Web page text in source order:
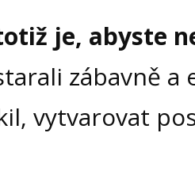
je, abyste
zábavně a
vytvarovat